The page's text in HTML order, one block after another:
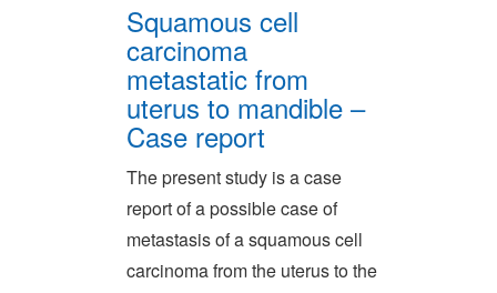
Squamous cell
carcinoma
metastatic from
uterus to mandible –
Case report
The present study is a case
report of a possible case of
metastasis of a squamous cell
carcinoma from the uterus to the